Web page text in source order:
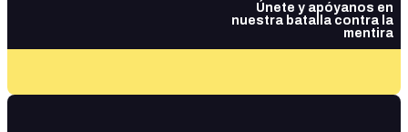
Únete y apóyanos en
nuestra batalla contra la
mentira